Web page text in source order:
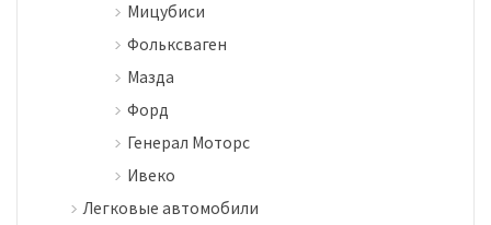
Мицубиси
Фольксваген
Мазда
Форд
Генерал Моторс
Ивеко
Легковые автомобили